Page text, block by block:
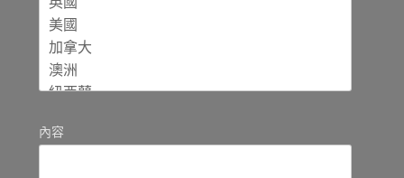
內容